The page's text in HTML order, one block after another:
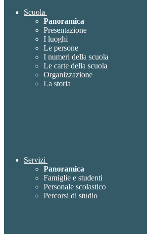
Scuola
Panoramica
Presentazione
I luoghi
Le persone
I numeri della scuola
Le carte della scuola
Organizzazione
La storia
Servizi
Panoramica
Famiglie e studenti
Personale scolastico
Percorsi di studio